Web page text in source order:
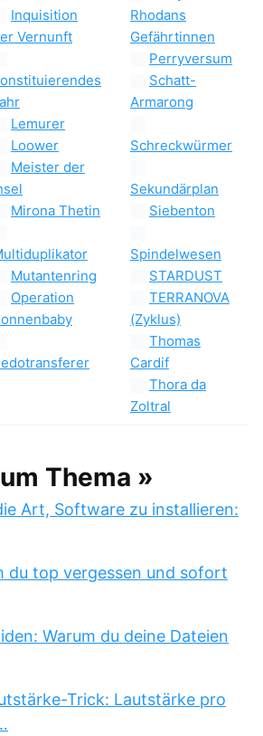
Juclas
Laurins
Inquisition der
Vernunft
der Insel
Thetin
The Adventure
Perry Rhodans
Perryversum
Schatt-
Armarong